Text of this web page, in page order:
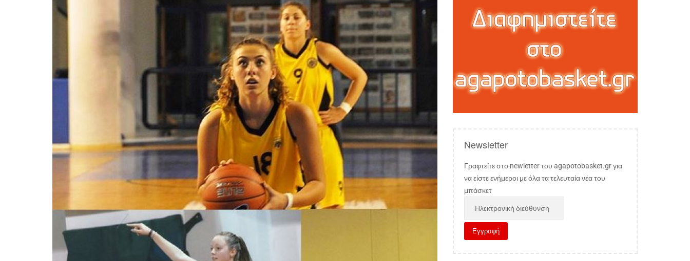
Newsletter
Γραφτείτε στο newletter του agapotobasket.gr για
να είστε ενήμεροι με όλα τα τελευταία νέα του
μπάσκετ